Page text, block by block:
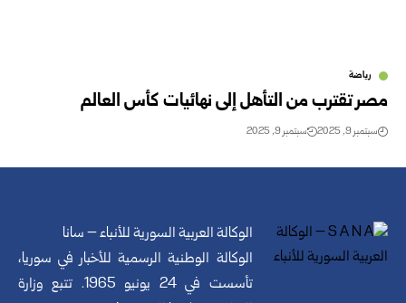
رياضة
مصر تقترب من التأهل إلى نهائيات كأس العالم
سبتمبر 9, 2025 سبتمبر 9, 2025
الوكالة العربية السورية للأنباء – سانا
الوكالة الوطنية الرسمية للأخبار في سوريا،
تأسست في 24 يونيو 1965. تتبع وزارة